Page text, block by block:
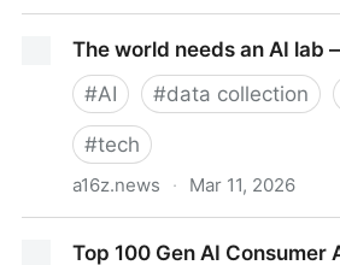
The world needs an AI lab
#AI #data collection
#tech
a16z.news · Mar 11, 2026
Top 100 Gen AI Consumer